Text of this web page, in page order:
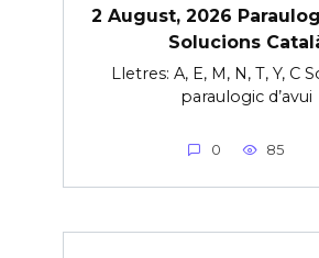
2 August, 2026
Solucions
Lletres: A, E, M, N, T, Y, C
paraulogic d’avui
0 85